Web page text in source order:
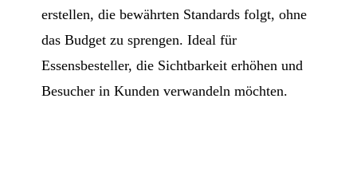
erstellen, die bewährten Standards folgt, ohne
das Budget zu sprengen. Ideal für
Essensbesteller, die Sichtbarkeit erhöhen und
Besucher in Kunden verwandeln möchten.